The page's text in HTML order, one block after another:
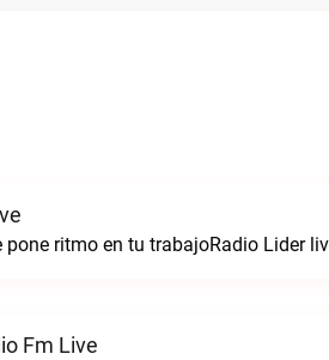
pone ritmo en tu trabajoRadio Lider
Fm Live